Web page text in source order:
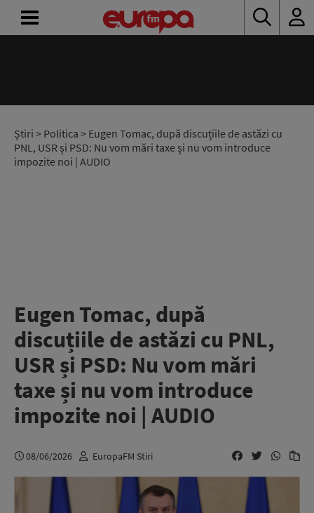
Știri > Politica > Eugen Tomac, după discuțiile de astăzi cu
PNL, USR și PSD: Nu vom mări taxe și nu vom introduce
impozite noi | AUDIO
Eugen Tomac, după
discuțiile de astăzi cu PNL,
USR și PSD: Nu vom mări
taxe și nu vom introduce
impozite noi | AUDIO
08/06/2026 EuropaFM Stiri
RADIO
CONCURSURI